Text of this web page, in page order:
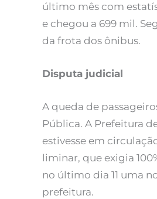
último mês com
e chegou a 699 mil.
da frota dos ônibus.
Disputa judicial
A queda de
Pública. A Prefeitura
estivesse em
liminar, que exigia
no último dia 11 uma
prefeitura.